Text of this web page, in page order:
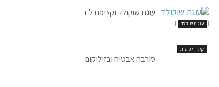
עוגות שוקלד
עוגת שוקולד וקציפת לוז
קינוחי כוסות
סורבה אבטיח ובזיליקום